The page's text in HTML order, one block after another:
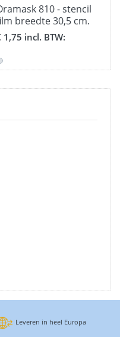
810 - stencil
breedte 30,5 cm.
1,75 incl. BTW:
Leveren in heel Europa